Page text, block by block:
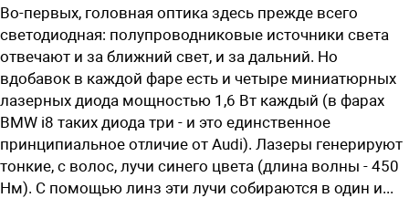
Во-первых, головная оптика здесь прежде всего
светодиодная: полупроводниковые источники света
отвечают и за ближний свет, и за дальний. Но
вдобавок в каждой фаре есть и четыре миниатюрных
лазерных диода мощностью 1,6 Вт каждый (в фарах
BMW i8 таких диода три - и это единственное
принципиальное отличие от Audi). Лазеры генерируют
тонкие, с волос, лучи синего цвета (длина волны - 450
Нм). С помощью линз эти лучи собираются в один и...